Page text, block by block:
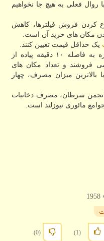
روال فعلی به هیچ جا نخواهیم
کردن فروش فیلترها، کاهش
مکان های خرید آن است.
یک حداقل قیمت تعیین کنند.
از قرار معلوم، دست کم شش مغازه به فاصله ۱۰ دقیقه پیاده از
فروشند و تعداد مکان های
بالاترین میزان مصرف، چهار
انجمن سرطان، مصرف دخانیات
مائوری نیوزلند است.
1958
(1)
(0)